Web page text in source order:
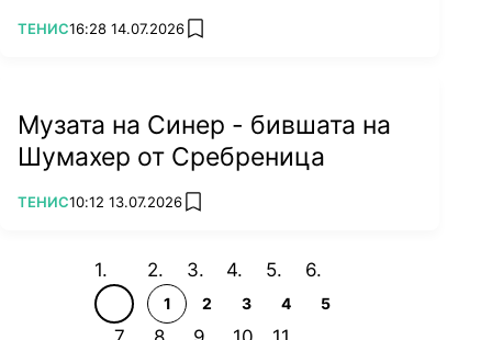
ПОВЕЧЕ ОТ
ТЕНИС16:28 14.07.2026 add favorites
Музата на Синер - бившата на
Шумахер от Сребреница
ПОВЕЧЕ ОТ
ТЕНИС10:12 13.07.2026 add favorites
1 2 3 4 5